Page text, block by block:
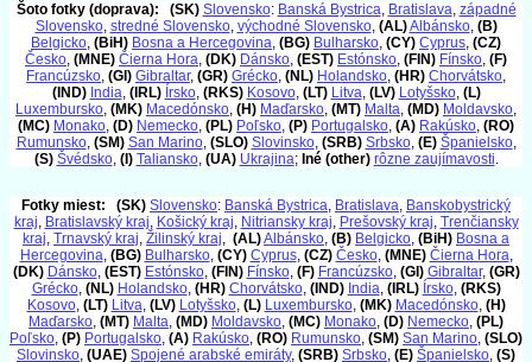
Šoto fotky (doprava): (SK) Slovensko: Banská Bystrica, Bratislava, západné
Slovensko, stredné Slovensko, východné Slovensko, (AL)Albánsko, (B)
Belgicko, (BiH) Bosna a Hercegovina, (BG) Bulharsko, (CY) Cyprus, (CZ)
Česko, (MNE) Čierna Hora, (DK) Dánsko, (EST) Estónsko, (FIN) Fínsko, (F)
Francúzsko, (GI) Gibraltar, (GR) Grécko, (NL) Holandsko, (HR) Chorvátsko,
(IND) India, (IRL) Írsko, (RKS) Kosovo, (LT) Litva, (LV) Lotyšsko, (L)
Luxembursko, (MK) Macedónsko, (H) Maďarsko, (MT) Malta, (MD) Moldavsko,
(MC) Monako, (D) Nemecko, (PL) Poľsko, (P) Portugalsko, (A) Rakúsko, (RO)
Rumunsko, (SM) San Marino, (SLO) Slovinsko, (SRB) Srbsko, (E) Španielsko,
(S) Švédsko, (I) Taliansko, (UA) Ukrajina; Iné (other) rôzne zaujímavosti.
Fotky miest: (SK) Slovensko: Banská Bystrica, Bratislava, Banskobystrický
kraj, Bratislavský kraj, Košický kraj, Nitriansky kraj, Prešovský kraj, Trenčiansky
kraj, Trnavský kraj, Žilinský kraj, (AL)Albánsko, (B) Belgicko, (BiH) Bosna a
Hercegovina, (BG) Bulharsko, (CY) Cyprus, (CZ) Česko, (MNE) Čierna Hora,
(DK) Dánsko, (EST) Estónsko, (FIN) Fínsko, (F) Francúzsko, (GI) Gibraltar, (GR)
Grécko, (NL) Holandsko, (HR) Chorvátsko, (IND) India, (IRL) Írsko, (RKS)
Kosovo, (LT) Litva, (LV) Lotyšsko, (L) Luxembursko, (MK) Macedónsko, (H)
Maďarsko, (MT) Malta, (MD) Moldavsko, (MC) Monako, (D) Nemecko, (PL)
Poľsko, (P) Portugalsko, (A) Rakúsko, (RO) Rumunsko, (SM) San Marino, (SLO)
Slovinsko, (UAE) Spojené arabské emiráty, (SRB) Srbsko, (E) Španielsko, (S)